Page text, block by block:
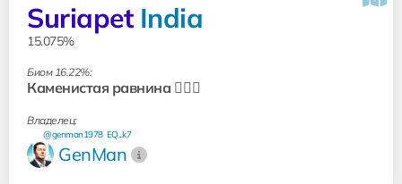
Suriapet India
15.075%
Биом 16.22%:
Каменистая равнина 🧗🏻‍♂️
Владелец:
GenMan
@genman1978 EQ...k7